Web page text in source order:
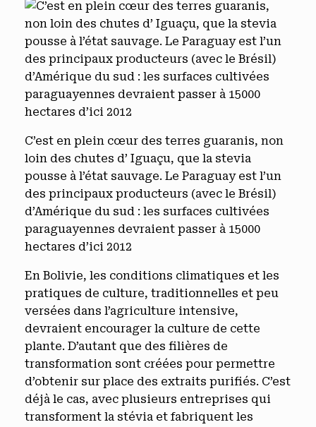
C’est en plein cœur des terres guaranis, non
loin des chutes d’ Iguaçu, que la stevia
pousse à l’état sauvage. Le Paraguay est l’un
des principaux producteurs (avec le Brésil)
d’Amérique du sud : les surfaces cultivées
paraguayennes devraient passer à 15000
hectares d’ici 2012
En Bolivie, les conditions climatiques et les
pratiques de culture, traditionnelles et peu
versées dans l’agriculture intensive,
devraient encourager la culture de cette
plante. D’autant que des filières de
transformation sont créées pour permettre
d’obtenir sur place des extraits purifiés. C’est
déjà le cas, avec plusieurs entreprises qui
transforment la stévia et fabriquent les